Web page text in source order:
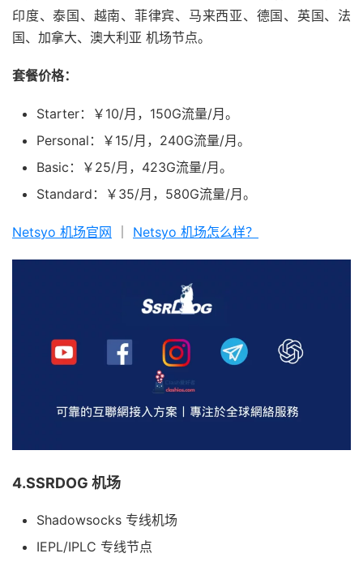
印度、泰国、越南、菲律宾、马来西亚、德国、英国、法
国、加拿大、澳大利亚 机场节点。
套餐价格：
Starter：￥10/月，150G流量/月。
Personal：￥15/月，240G流量/月。
Basic：￥25/月，423G流量/月。
Standard：￥35/月，580G流量/月。
Netsyo 机场官网 Netsyo 机场怎么样？
4.SSRDOG 机场
Shadowsocks 专线机场
IEPL/IPLC 专线节点